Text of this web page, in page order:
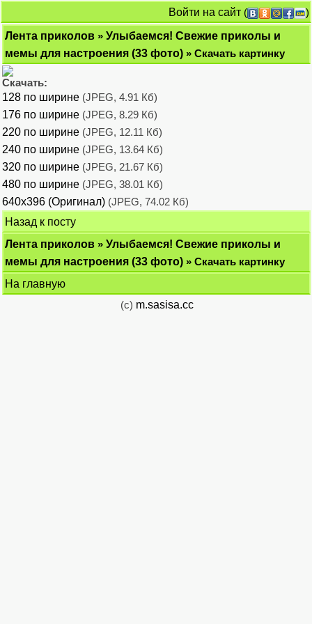
Войти на сайт (
)
Лента приколов » Улыбаемся! Свежие приколы и
мемы для настроения (33 фото) » Скачать картинку
Скачать:
128 по ширине (JPEG, 4.91 Кб)
176 по ширине (JPEG, 8.29 Кб)
220 по ширине (JPEG, 12.11 Кб)
240 по ширине (JPEG, 13.64 Кб)
320 по ширине (JPEG, 21.67 Кб)
480 по ширине (JPEG, 38.01 Кб)
640x396 (Оригинал) (JPEG, 74.02 Кб)
Назад к посту
Лента приколов » Улыбаемся! Свежие приколы и
мемы для настроения (33 фото) » Скачать картинку
На главную
(c) m.sasisa.cc